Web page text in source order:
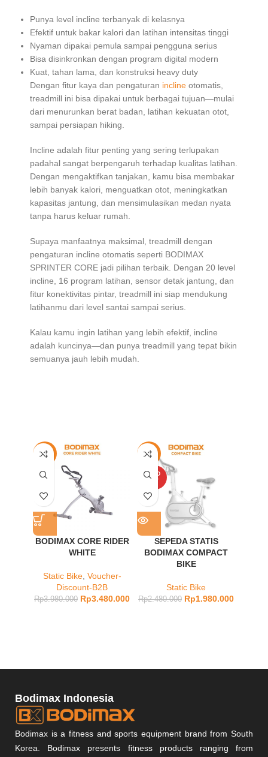
Punya level incline terbanyak di kelasnya
Efektif untuk bakar kalori dan latihan intensitas tinggi
Nyaman dipakai pemula sampai pengguna serius
Bisa disinkronkan dengan program digital modern
Kuat, tahan lama, dan konstruksi heavy duty
Dengan fitur kaya dan pengaturan incline otomatis,
treadmill ini bisa dipakai untuk berbagai tujuan—mulai
dari menurunkan berat badan, latihan kekuatan otot,
sampai persiapan hiking.
Incline adalah fitur penting yang sering terlupakan
padahal sangat berpengaruh terhadap kualitas latihan.
Dengan mengaktifkan tanjakan, kamu bisa membakar
lebih banyak kalori, menguatkan otot, meningkatkan
kapasitas jantung, dan mensimulasikan medan nyata
tanpa harus keluar rumah.
Supaya manfaatnya maksimal, treadmill dengan
pengaturan incline otomatis seperti BODIMAX
SPRINTER CORE jadi pilihan terbaik. Dengan 20 level
incline, 16 program latihan, sensor detak jantung, dan
fitur konektivitas pintar, treadmill ini siap mendukung
latihanmu dari level santai sampai serius.
Kalau kamu ingin latihan yang lebih efektif, incline
adalah kuncinya—dan punya treadmill yang tepat bikin
semuanya jauh lebih mudah.
-13%
BODIMAX CORE RIDER
WHITE
Static Bike, Voucher-
Discount-B2B
Rp3.980.000 Rp3.480.000
-20%
SOLD
OUT
SEPEDA STATIS
BODIMAX COMPACT
BIKE
Static Bike
Rp2.480.000 Rp1.980.000
Bodimax Indonesia
Bodimax is a fitness and sports equipment brand from South
Korea. Bodimax presents fitness products ranging from